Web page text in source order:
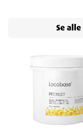
Se alle